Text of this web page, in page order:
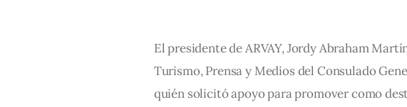
El presidente de ARVAY, Jordy Abraham
Turismo, Prensa y Medios del Consulado
quién solicitó apoyo para promover como